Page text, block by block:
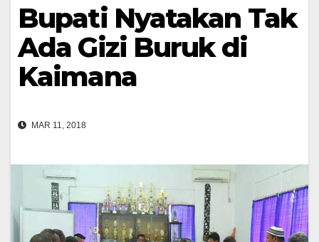
Bupati Nyatakan Tak
Ada Gizi Buruk di
Kaimana
MAR 11, 2018